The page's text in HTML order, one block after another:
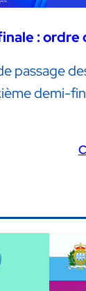
: ordre
passage
demi-